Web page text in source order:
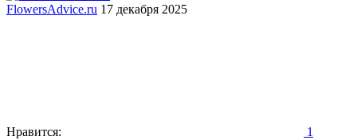
FlowersAdvice.ru 17 декабря 2025
Нравится: 1